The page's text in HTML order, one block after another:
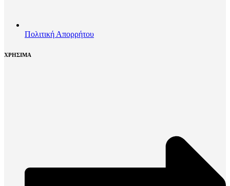
Πολιτική Απορρήτου
ΧΡΗΣΙΜΑ